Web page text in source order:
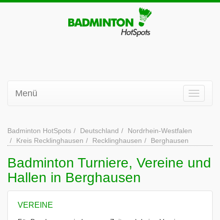
Menü
Badminton HotSpots Deutschland
Nordrhein-Westfalen
Kreis Recklinghausen
Recklinghausen Berghausen
Badminton Turniere, Vereine und
Hallen in Berghausen
VEREINE